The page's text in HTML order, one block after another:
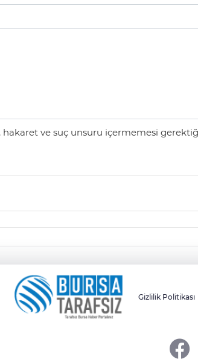
ve suç unsuru içermemesi
Gizlilik Politikası